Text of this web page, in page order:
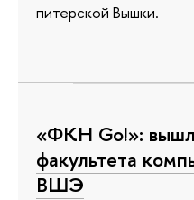
питерской Вышки.
«ФКН Go!»:
факультета
ВШЭ